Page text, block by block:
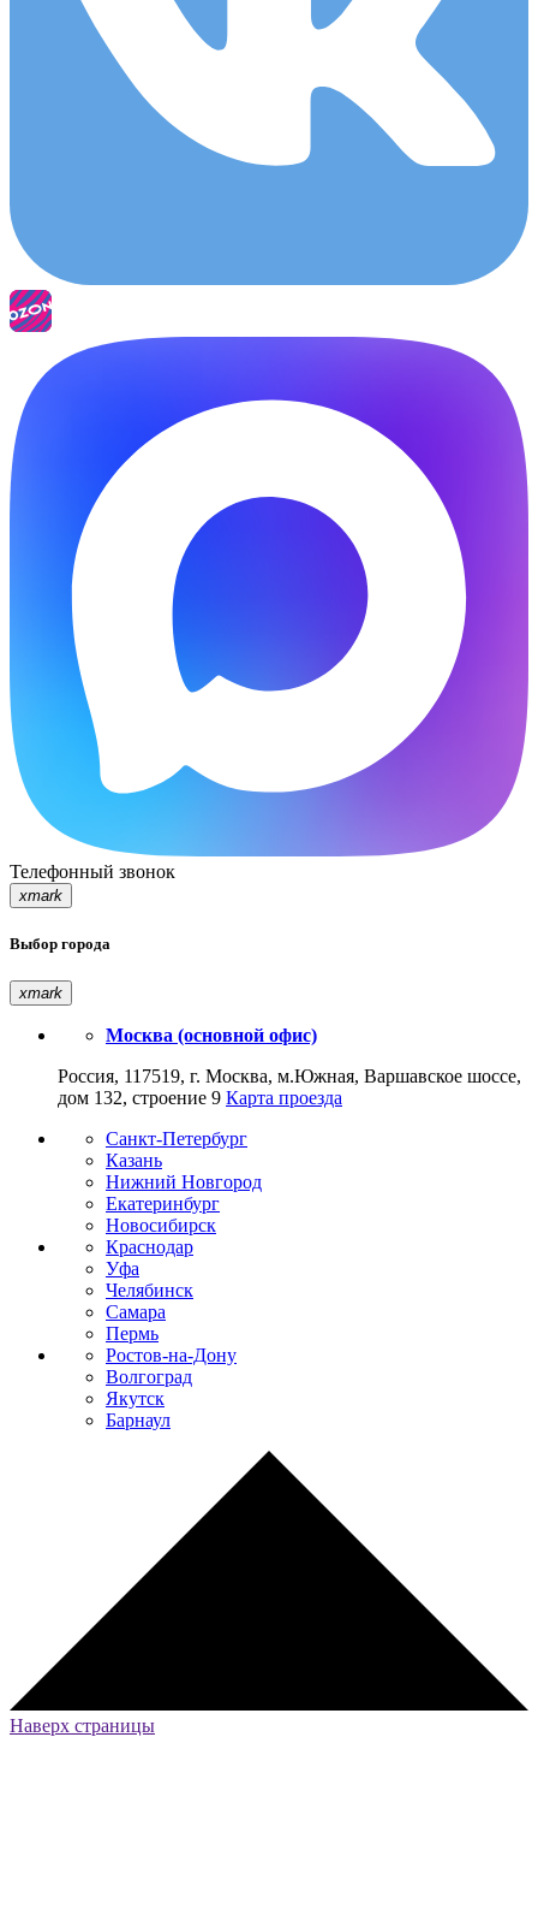
Телефонный звонок
xmark
Выбор города
xmark
Москва (основной офис)
Россия, 117519, г. Москва, м.Южная, Варшавское шоссе,
дом 132, строение 9 Карта проезда
Санкт-Петербург
Казань
Нижний Новгород
Екатеринбург
Новосибирск
Краснодар
Уфа
Челябинск
Самара
Пермь
Ростов-на-Дону
Волгоград
Якутск
Барнаул
Наверх страницы